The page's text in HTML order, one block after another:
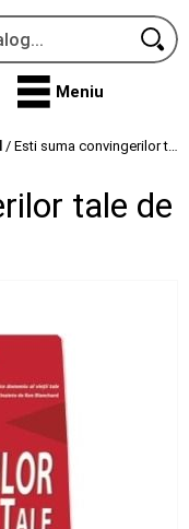
Meniu
/ Esti suma convingerilor tale de Hyrum W Smith
tale de